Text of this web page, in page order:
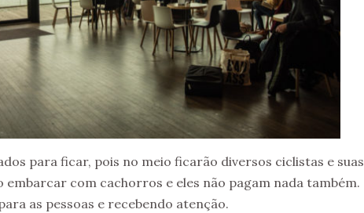
para ficar, pois no meio ficarão diversos ciclistas e suas
com cachorros e eles não pagam nada também.
as pessoas e recebendo atenção.